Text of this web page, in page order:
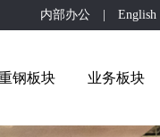
内部办公 English
钢板块 业务板块